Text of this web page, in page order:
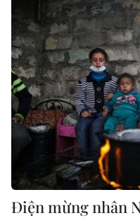
Điện mừng nhân